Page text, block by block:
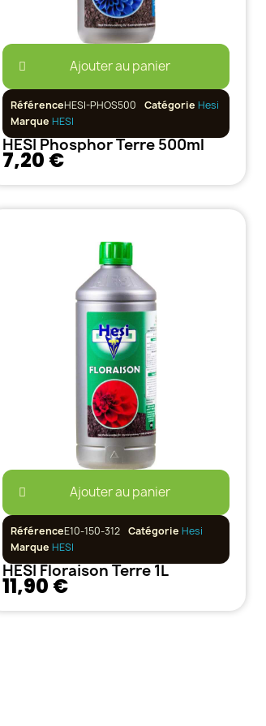
Ajouter au panier
RéférenceHESI-PHOS500 CatégorieHesi
Marque HESI
HESI Phosphor Terre 500ml
7,20 €
Ajouter au panier
RéférenceE10-150-312 CatégorieHesi
Marque HESI
HESI Floraison Terre 1L
11,90 €